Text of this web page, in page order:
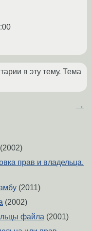
в эту тему. Тема
→
(2002)
прав и владельца.
(2011)
(2002)
файла (2001)